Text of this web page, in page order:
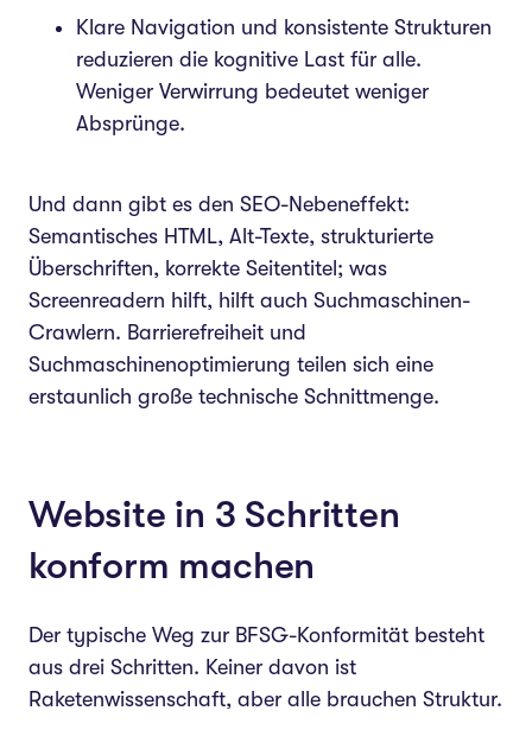
Klare Navigation und konsistente Strukturen
reduzieren die kognitive Last für alle.
Weniger Verwirrung bedeutet weniger
Absprünge.
Und dann gibt es den SEO-Nebeneffekt:
Semantisches HTML, Alt-Texte, strukturierte
Überschriften, korrekte Seitentitel; was
Screenreadern hilft, hilft auch Suchmaschinen-
Crawlern. Barrierefreiheit und
Suchmaschinenoptimierung teilen sich eine
erstaunlich große technische Schnittmenge.
Website in 3 Schritten
konform machen
Der typische Weg zur BFSG-Konformität besteht
aus drei Schritten. Keiner davon ist
Raketenwissenschaft, aber alle brauchen Struktur.